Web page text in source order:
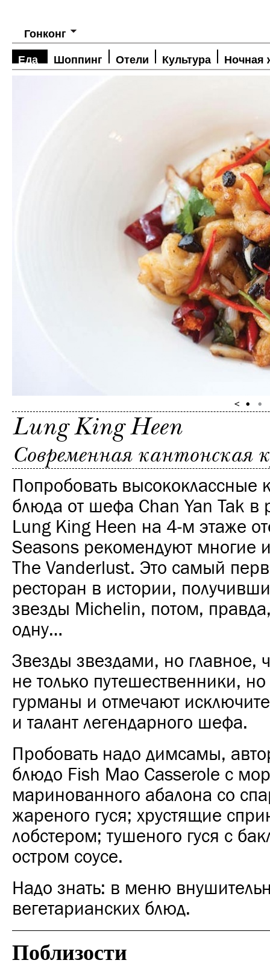
Гонконг
Еда Шоппинг Отели Культура Ночная
Lung King Heen
Современная кантонская
Попробовать высококлассные
блюда от шефа Chan Yan Tak в
Lung King Heen на 4-м этаже
Seasons рекомендуют многие
The Vanderlust. Это самый
ресторан в истории,
звезды Michelin, потом,
одну…
Звезды звездами, но главное,
не только путешественники,
гурманы и отмечают
и талант легендарного шефа.
Пробовать надо димсамы,
блюдо Fish Mao Casserole с
маринованного абалона со
жареного гуся; хрустящие
лобстером; тушеного гуся с
остром соусе.
Надо знать: в меню
вегетарианских блюд.
Поблизости